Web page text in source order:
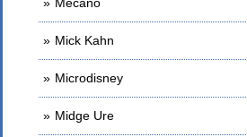
Mick Kahn
Microdisney
Midge Ure